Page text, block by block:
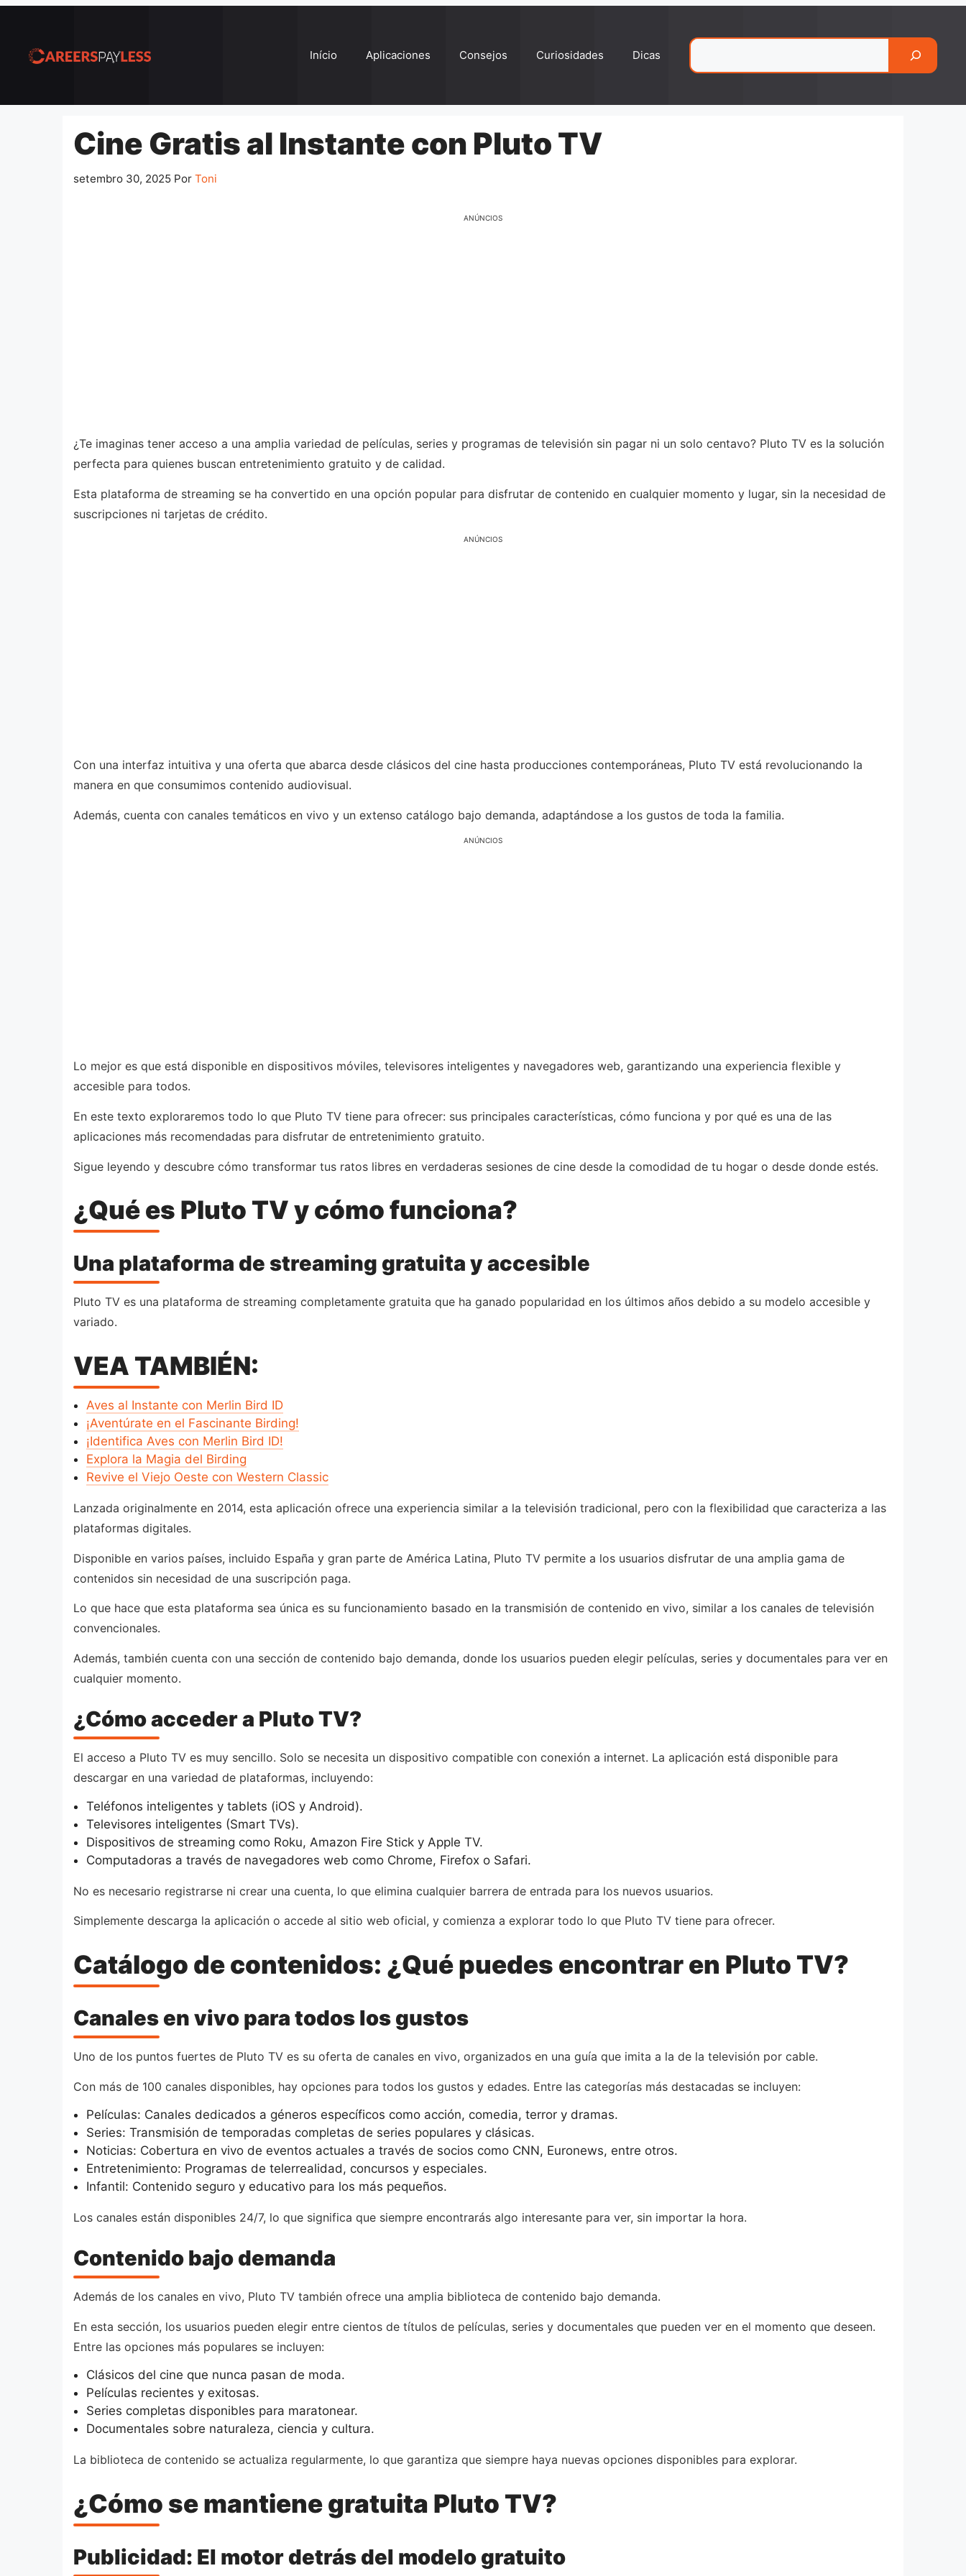
conteúdo
Início Aplicaciones Consejos Curiosidades Dicas
Cine Gratis al Instante con Pluto TV
setembro 30, 2025 Por Toni
ANÚNCIOS
¿Te imaginas tener acceso a una amplia variedad de películas, series y programas de televisión sin pagar ni un solo centavo? Pluto TV es la solución
perfecta para quienes buscan entretenimiento gratuito y de calidad.
Esta plataforma de streaming se ha convertido en una opción popular para disfrutar de contenido en cualquier momento y lugar, sin la necesidad de
suscripciones ni tarjetas de crédito.
ANÚNCIOS
Con una interfaz intuitiva y una oferta que abarca desde clásicos del cine hasta producciones contemporáneas, Pluto TV está revolucionando la
manera en que consumimos contenido audiovisual.
Además, cuenta con canales temáticos en vivo y un extenso catálogo bajo demanda, adaptándose a los gustos de toda la familia.
ANÚNCIOS
Lo mejor es que está disponible en dispositivos móviles, televisores inteligentes y navegadores web, garantizando una experiencia flexible y
accesible para todos.
En este texto exploraremos todo lo que Pluto TV tiene para ofrecer: sus principales características, cómo funciona y por qué es una de las
aplicaciones más recomendadas para disfrutar de entretenimiento gratuito.
Sigue leyendo y descubre cómo transformar tus ratos libres en verdaderas sesiones de cine desde la comodidad de tu hogar o desde donde estés.
¿Qué es Pluto TV y cómo funciona?
Una plataforma de streaming gratuita y accesible
Pluto TV es una plataforma de streaming completamente gratuita que ha ganado popularidad en los últimos años debido a su modelo accesible y
variado.
VEA TAMBIÉN:
Aves al Instante con Merlin Bird ID
¡Aventúrate en el Fascinante Birding!
¡Identifica Aves con Merlin Bird ID!
Explora la Magia del Birding
Revive el Viejo Oeste con Western Classic
Lanzada originalmente en 2014, esta aplicación ofrece una experiencia similar a la televisión tradicional, pero con la flexibilidad que caracteriza a las
plataformas digitales.
Disponible en varios países, incluido España y gran parte de América Latina, Pluto TV permite a los usuarios disfrutar de una amplia gama de
contenidos sin necesidad de una suscripción paga.
Lo que hace que esta plataforma sea única es su funcionamiento basado en la transmisión de contenido en vivo, similar a los canales de televisión
convencionales.
Además, también cuenta con una sección de contenido bajo demanda, donde los usuarios pueden elegir películas, series y documentales para ver en
cualquier momento.
¿Cómo acceder a Pluto TV?
El acceso a Pluto TV es muy sencillo. Solo se necesita un dispositivo compatible con conexión a internet. La aplicación está disponible para
descargar en una variedad de plataformas, incluyendo:
Teléfonos inteligentes y tablets (iOS y Android).
Televisores inteligentes (Smart TVs).
Dispositivos de streaming como Roku, Amazon Fire Stick y Apple TV.
Computadoras a través de navegadores web como Chrome, Firefox o Safari.
No es necesario registrarse ni crear una cuenta, lo que elimina cualquier barrera de entrada para los nuevos usuarios.
Simplemente descarga la aplicación o accede al sitio web oficial, y comienza a explorar todo lo que Pluto TV tiene para ofrecer.
Catálogo de contenidos: ¿Qué puedes encontrar en Pluto TV?
Canales en vivo para todos los gustos
Uno de los puntos fuertes de Pluto TV es su oferta de canales en vivo, organizados en una guía que imita a la de la televisión por cable.
Con más de 100 canales disponibles, hay opciones para todos los gustos y edades. Entre las categorías más destacadas se incluyen:
Películas: Canales dedicados a géneros específicos como acción, comedia, terror y dramas.
Series: Transmisión de temporadas completas de series populares y clásicas.
Noticias: Cobertura en vivo de eventos actuales a través de socios como CNN, Euronews, entre otros.
Entretenimiento: Programas de telerrealidad, concursos y especiales.
Infantil: Contenido seguro y educativo para los más pequeños.
Los canales están disponibles 24/7, lo que significa que siempre encontrarás algo interesante para ver, sin importar la hora.
Contenido bajo demanda
Además de los canales en vivo, Pluto TV también ofrece una amplia biblioteca de contenido bajo demanda.
En esta sección, los usuarios pueden elegir entre cientos de títulos de películas, series y documentales que pueden ver en el momento que deseen.
Entre las opciones más populares se incluyen:
Clásicos del cine que nunca pasan de moda.
Películas recientes y exitosas.
Series completas disponibles para maratonear.
Documentales sobre naturaleza, ciencia y cultura.
La biblioteca de contenido se actualiza regularmente, lo que garantiza que siempre haya nuevas opciones disponibles para explorar.
¿Cómo se mantiene gratuita Pluto TV?
Publicidad: El motor detrás del modelo gratuito